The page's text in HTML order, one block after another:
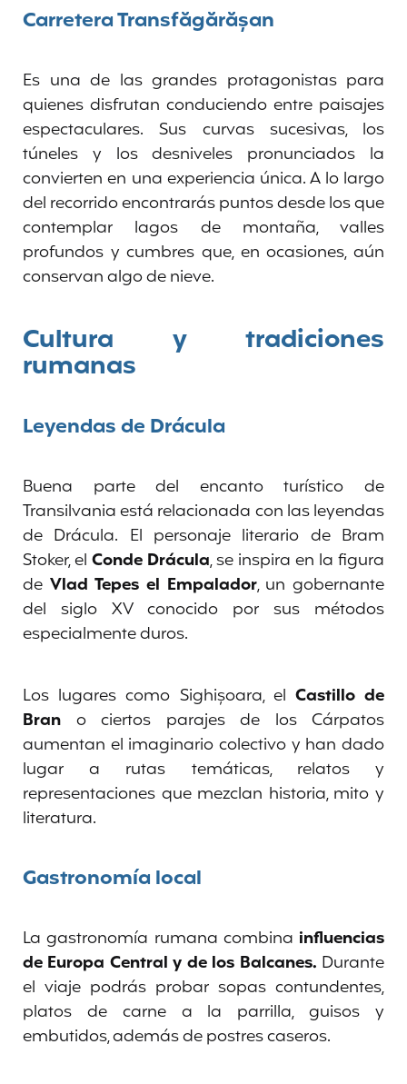
Carretera Transfăgărășan
Es una de las grandes protagonistas para
quienes disfrutan conduciendo entre paisajes
espectaculares. Sus curvas sucesivas, los
túneles y los desniveles pronunciados la
convierten en una experiencia única. A lo largo
del recorrido encontrarás puntos desde los que
contemplar lagos de montaña, valles
profundos y cumbres que, en ocasiones, aún
conservan algo de nieve.
Cultura y tradiciones
rumanas
Leyendas de Drácula
Buena parte del encanto turístico de
Transilvania está relacionada con las leyendas
de Drácula. El personaje literario de Bram
Stoker, el Conde Drácula, se inspira en la figura
de Vlad Tepes el Empalador, un gobernante
del siglo XV conocido por sus métodos
especialmente duros.
Los lugares como Sighișoara, el Castillo de
Bran o ciertos parajes de los Cárpatos
aumentan el imaginario colectivo y han dado
lugar a rutas temáticas, relatos y
representaciones que mezclan historia, mito y
literatura.
Gastronomía local
La gastronomía rumana combina influencias
de Europa Central y de los Balcanes. Durante
el viaje podrás probar sopas contundentes,
platos de carne a la parrilla, guisos y
embutidos, además de postres caseros.